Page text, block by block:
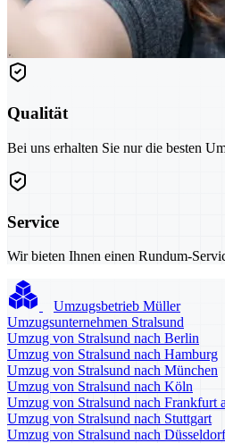
Qualität
Bei uns erhalten Sie nur die besten
Service
Wir bieten Ihnen einen Rundum-
Umzugsbetrieb Müller
Umzugsunternehmen Stralsund
Umzug von Stralsund nach Berlin
Umzug von Stralsund nach Hamburg
Umzug von Stralsund nach München
Umzug von Stralsund nach Köln
Umzug von Stralsund nach Frankfurt
Umzug von Stralsund nach Stuttgart
Umzug von Stralsund nach Düsseldorf